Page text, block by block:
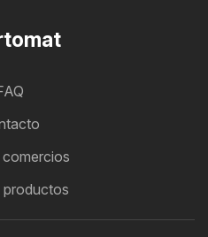
comercios
productos